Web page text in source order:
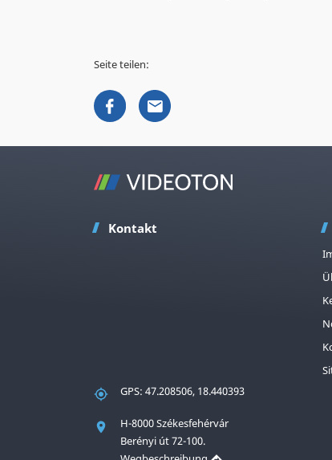
Seite teilen:
Kontakt
GPS: 47.208506, 18.440393
H-8000 Székesfehérvár
Berényi út 72-100.